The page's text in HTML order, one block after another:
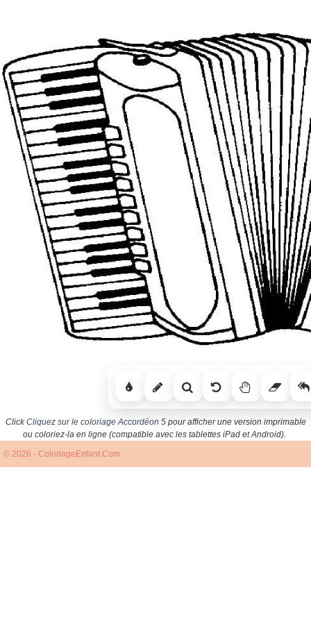
ClickCliquez sur le coloriage Accordéon 5pour afficher une version imprimable
ou coloriez-la en ligne (compatible avec les tablettes iPad et Android).
© 2026 - ColoriageEnfant.Com